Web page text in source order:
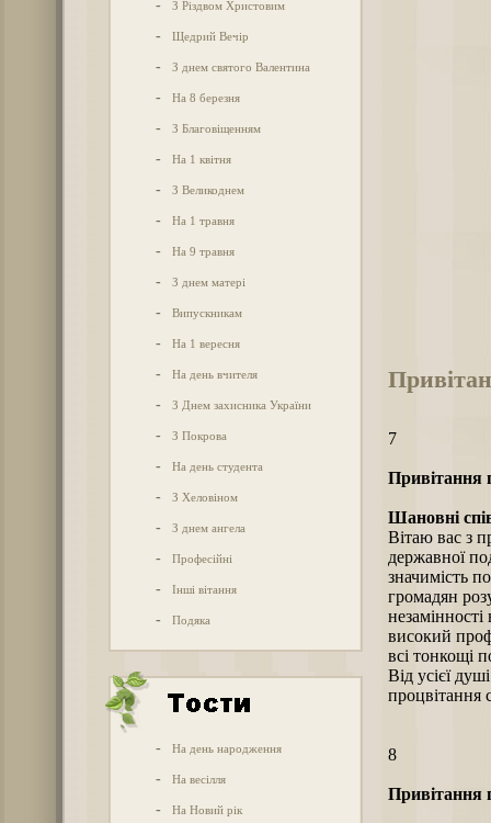
- З Різдвом Христовим
- Щедрий Вечір
- З днем святого Валентина
- На 8 березня
- З Благовіщенням
- На 1 квітня
- З Великоднем
- На 1 травня
- На 9 травня
- З днем матері
- Випускникам
- На 1 вересня
- На день вчителя
- З Днем захисника України
- З Покрова
- На день студента
- З Хеловіном
- З днем ангела
- Професійні
- Інші вітання
- Подяка
- На день народження
- На весілля
- На Новий рік
7
Привітання
Шановні
Вітаю вас з
державної
значимість
громадян
високий
всі тонкощі
Від усієї
процвітання
8
Привітання